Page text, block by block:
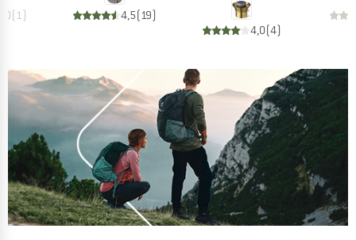
( 1) 4,5( 19)
4,0(4)